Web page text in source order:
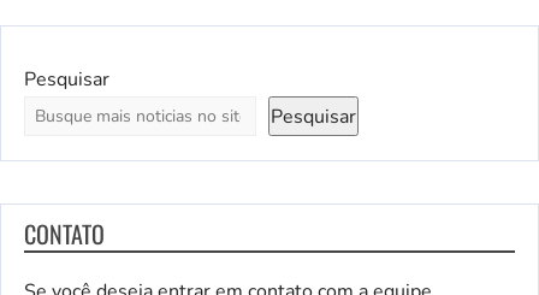
Pesquisar
Pesquisar
CONTATO